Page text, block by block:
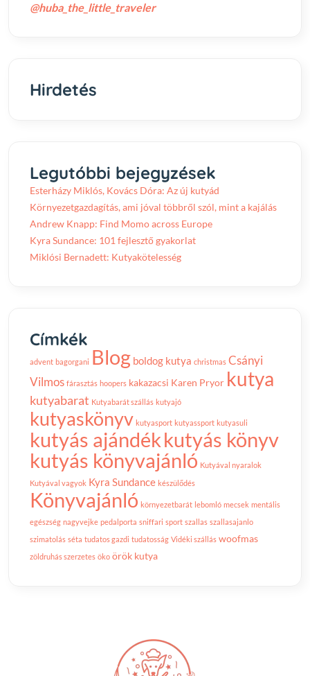
@huba_the_little_traveler
Hirdetés
Legutóbbi bejegyzések
Esterházy Miklós, Kovács Dóra: Az új kutyád
Környezetgazdagítás, ami jóval többről szól, mint a kajálás
Andrew Knapp: Find Momo across Europe
Kyra Sundance: 101 fejlesztő gyakorlat
Miklósi Bernadett: Kutyakötelesség
Címkék
advent bagorgani Blog boldog kutya christmas Csányi
Vilmos fárasztás hoopers kakazacsi Karen Pryor kutya
kutyabarat Kutyabarát szállás kutyajó
kutyaskönyv kutyasport kutyassport kutyasuli
kutyás ajándékkutyás könyv
kutyás könyvajánló Kutyával nyaralok
Kutyával vagyok Kyra Sundance készülődés
Könyvajánló környezetbarát lebomló mecsek mentális
egészség nagyvejke pedalporta sniffari sport szallas szallasajanlo
szimatolás séta tudatos gazdi tudatosság Vidéki szállás woofmas
zöldruhás szerzetes öko örök kutya